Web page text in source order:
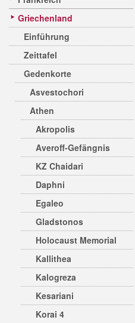
Griechenland
Einführung
Zeittafel
Gedenkorte
Asvestochori
Athen
Akropolis
Averoff-Gefängnis
KZ Chaidari
Daphni
Egaleo
Gladstonos
Holocaust Memorial
Kallithea
Kalogreza
Kesariani
Korai 4